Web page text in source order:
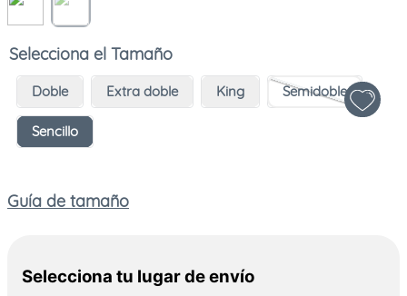
Tamaño
Doble Extra doble King Semidoble
Sencillo
Guía de tamaño
Selecciona tu lugar de envío